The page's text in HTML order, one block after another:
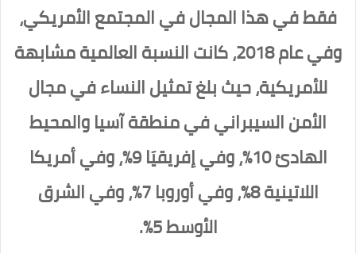
فقط في هذا المجال في المجتمع الأمريكي،
وفي عام 2018، كانت النسبة العالمية مشابهة
للأمريكية، حيث بلغ تمثيل النساء في مجال
الأمن السيبراني في منطقة آسيا والمحيط
الهادئ 10%، وفي إفريقيَا 9%، وفي أمريكا
اللاتينية 8%، وفي أوروبا 7%، وفي الشرق
الأوسط 5%.